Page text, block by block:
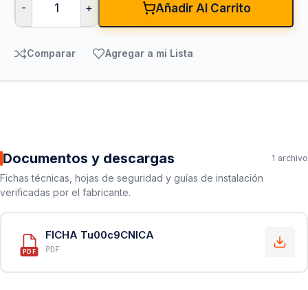
- + Añadir Al Carrito
Comparar Agregar a mi Lista
Documentos y descargas 1 archivo
Fichas técnicas, hojas de seguridad y guías de instalación
verificadas por el fabricante.
PDF
FICHA Tu00c9CNICA
PDF